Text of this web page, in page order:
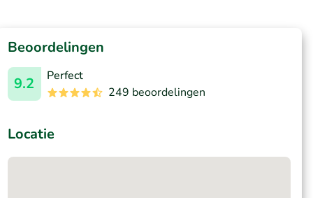
Beoordelingen
9.2
Perfect
249 beoordelingen
Locatie